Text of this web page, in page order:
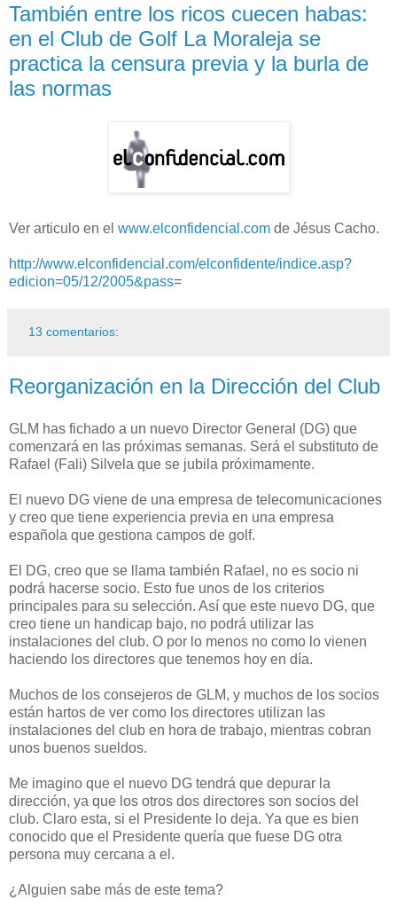
También entre los ricos cuecen habas:
en el Club de Golf La Moraleja se
practica la censura previa y la burla de
las normas
Ver articulo en el www.elconfidencial.com de Jésus Cacho.
http://www.elconfidencial.com/elconfidente/indice.asp?
edicion=05/12/2005&pass=
13 comentarios:
Reorganización en la Dirección del Club
GLM has fichado a un nuevo Director General (DG) que
comenzará en las próximas semanas. Será el substituto de
Rafael (Fali) Silvela que se jubila próximamente.
El nuevo DG viene de una empresa de telecomunicaciones
y creo que tiene experiencia previa en una empresa
española que gestiona campos de golf.
El DG, creo que se llama también Rafael, no es socio ni
podrá hacerse socio. Esto fue unos de los criterios
principales para su selección. Así que este nuevo DG, que
creo tiene un handicap bajo, no podrá utilizar las
instalaciones del club. O por lo menos no como lo vienen
haciendo los directores que tenemos hoy en día.
Muchos de los consejeros de GLM, y muchos de los socios
están hartos de ver como los directores utilizan las
instalaciones del club en hora de trabajo, mientras cobran
unos buenos sueldos.
Me imagino que el nuevo DG tendrá que depurar la
dirección, ya que los otros dos directores son socios del
club. Claro esta, si el Presidente lo deja. Ya que es bien
conocido que el Presidente quería que fuese DG otra
persona muy cercana a el.
¿Alguien sabe más de este tema?